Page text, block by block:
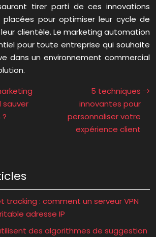
tirer parti de ces innovations
placées pour optimiser leur cycle de
clientèle. Le marketing automation
pour toute entreprise qui souhaite
dans un environnement commercial
sauver
5 techniques
innovantes pour
personnaliser votre
expérience client
tracking : comment un serveur VPN
adresse IP
des algorithmes de suggestion